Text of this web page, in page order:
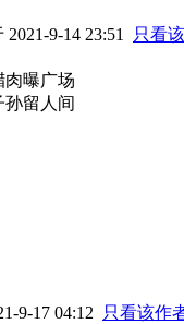
9-14 23:51
只看
肉曝广场
留人间
9-17 04:12
只看该作